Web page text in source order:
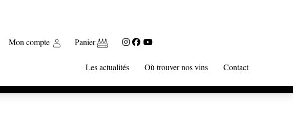
Mon compte Panier
Les actualités Où trouver nos vins Contact